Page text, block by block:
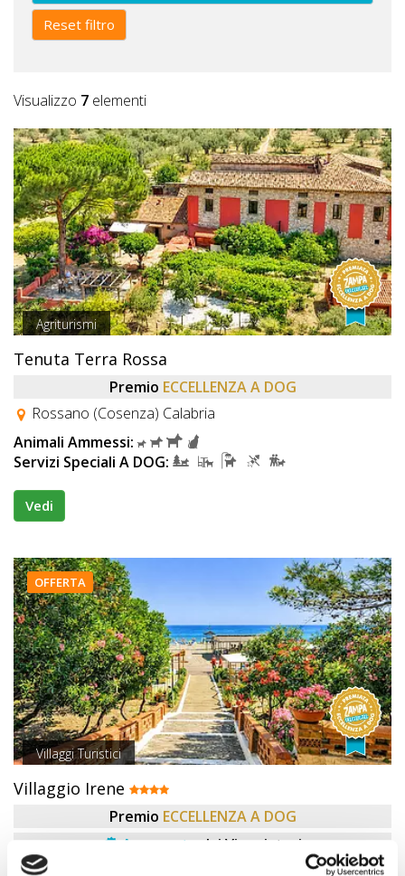
Reset filtro
Visualizzo 7 elementi
Agriturismi
Tenuta Terra Rossa
Premio ECCELLENZA A DOG
Rossano (Cosenza) Calabria
Animali Ammessi:
Servizi Speciali A DOG:
Vedi
OFFERTA
Villaggi Turistici
Villaggio Irene
Premio ECCELLENZA A DOG
Approvatadai Viaggiatori